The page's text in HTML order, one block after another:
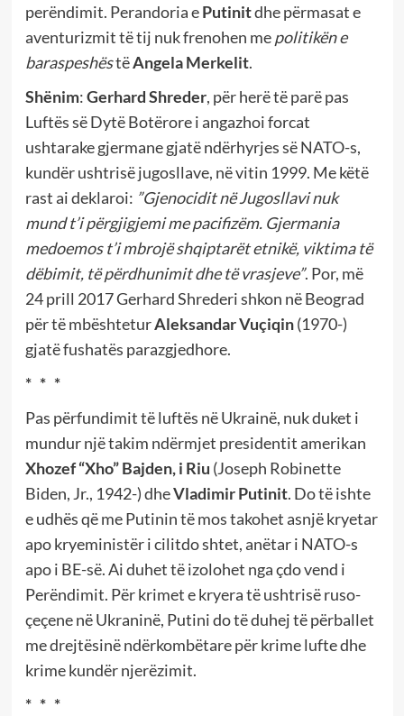
perëndimit. Perandoria ePutinitdhe përmasat e
aventurizmit të tij nuk frenohen mepolitikën e
baraspeshëstëAngela Merkelit.
Shënim:Gerhard Shreder, për herë të parë pas
Luftës së Dytë Botërore i angazhoi forcat
ushtarake gjermane gjatë ndërhyrjes së NATO-s,
kundër ushtrisë jugosllave, në vitin 1999. Me këtë
rast ai deklaroi: ”Gjenocidit në Jugosllavi nuk
mund t’i përgjigjemi me pacifizëm. Gjermania
medoemos t’i mbrojë shqiptarët etnikë, viktima të
dëbimit, të përdhunimit dhe të vrasjeve”. Por, më
24 prill 2017 Gerhard Shrederi shkon në Beograd
për të mbështeturAleksandar Vuçiqin(1970-)
gjatë fushatës parazgjedhore.
* * *
Pas përfundimit të luftës në Ukrainë, nuk duket i
mundur një takim ndërmjet presidentit amerikan
Xhozef “Xho” Bajden, i Riu (Joseph Robinette
Biden, Jr., 1942-) dheVladimir Putinit. Do të ishte
e udhës që me Putinin të mos takohet asnjë kryetar
apo kryeministër i cilitdo shtet, anëtar i NATO-s
apo i BE-së. Ai duhet të izolohet nga çdo vend i
Perëndimit. Për krimet e kryera të ushtrisë ruso-
çeçene në Ukraninë, Putini do të duhej të përballet
me drejtësinë ndërkombëtare për krime lufte dhe
krime kundër njerëzimit.
* * *